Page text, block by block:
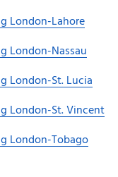
London-Lahore
London-Nassau
London-St. Lucia
London-St. Vincent
London-Tobago